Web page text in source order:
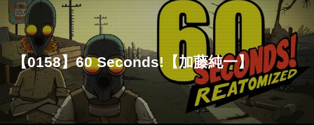
【0158】60 Seconds!【加藤純一】